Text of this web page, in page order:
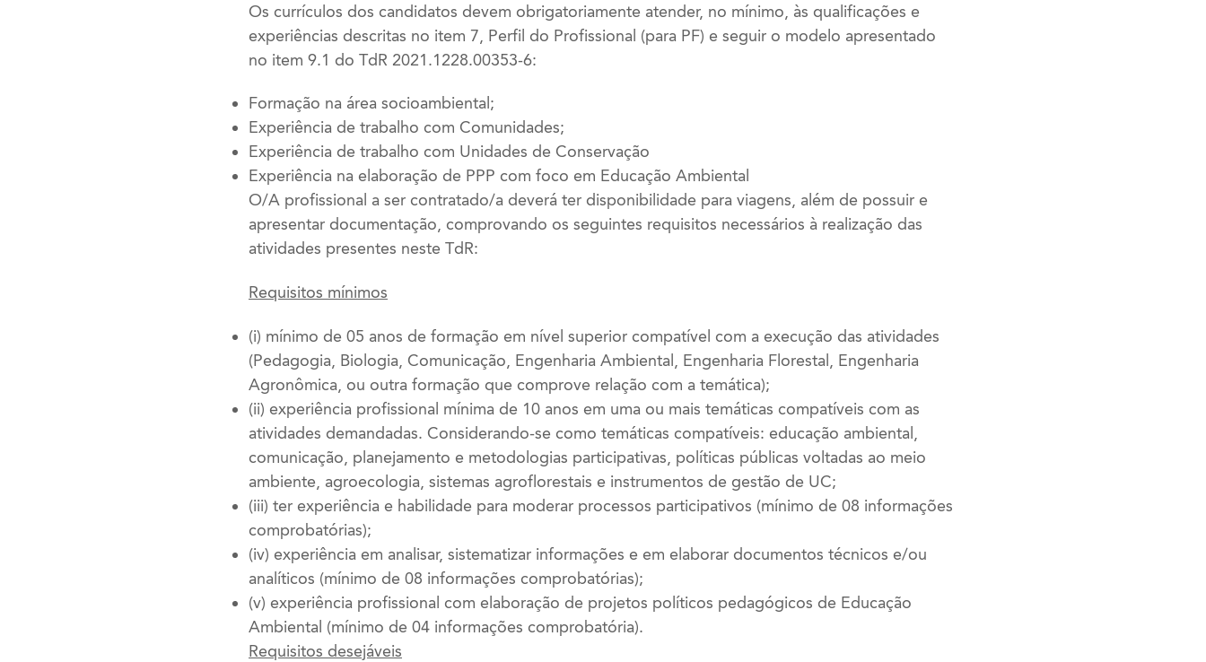
Os currículos dos candidatos devem obrigatoriamente atender, no mínimo, às qualificações e
experiências descritas no item 7, Perfil do Profissional (para PF) e seguir o modelo apresentado
no item 9.1 do TdR 2021.1228.00353-6:
Formação na área socioambiental;
Experiência de trabalho com Comunidades;
Experiência de trabalho com Unidades de Conservação
Experiência na elaboração de PPP com foco em Educação Ambiental
O/A profissional a ser contratado/a deverá ter disponibilidade para viagens, além de possuir e
apresentar documentação, comprovando os seguintes requisitos necessários à realização das
atividades presentes neste TdR:
Requisitos mínimos
(i) mínimo de 05 anos de formação em nível superior compatível com a execução das atividades
(Pedagogia, Biologia, Comunicação, Engenharia Ambiental, Engenharia Florestal, Engenharia
Agronômica, ou outra formação que comprove relação com a temática);
(ii) experiência profissional mínima de 10 anos em uma ou mais temáticas compatíveis com as
atividades demandadas. Considerando-se como temáticas compatíveis: educação ambiental,
comunicação, planejamento e metodologias participativas, políticas públicas voltadas ao meio
ambiente, agroecologia, sistemas agroflorestais e instrumentos de gestão de UC;
(iii) ter experiência e habilidade para moderar processos participativos (mínimo de 08 informações
comprobatórias);
(iv) experiência em analisar, sistematizar informações e em elaborar documentos técnicos e/ou
analíticos (mínimo de 08 informações comprobatórias);
(v) experiência profissional com elaboração de projetos políticos pedagógicos de Educação
Ambiental (mínimo de 04 informações comprobatória).
Requisitos desejáveis